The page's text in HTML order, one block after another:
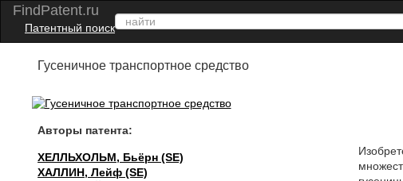
FindPatent.ru
Патентный поиск
Гусеничное транспортное средство
Авторы патента:
ХЕЛЛЬХОЛЬМ, Бьёрн (SE)
ХАЛЛИН, Лейф (SE)